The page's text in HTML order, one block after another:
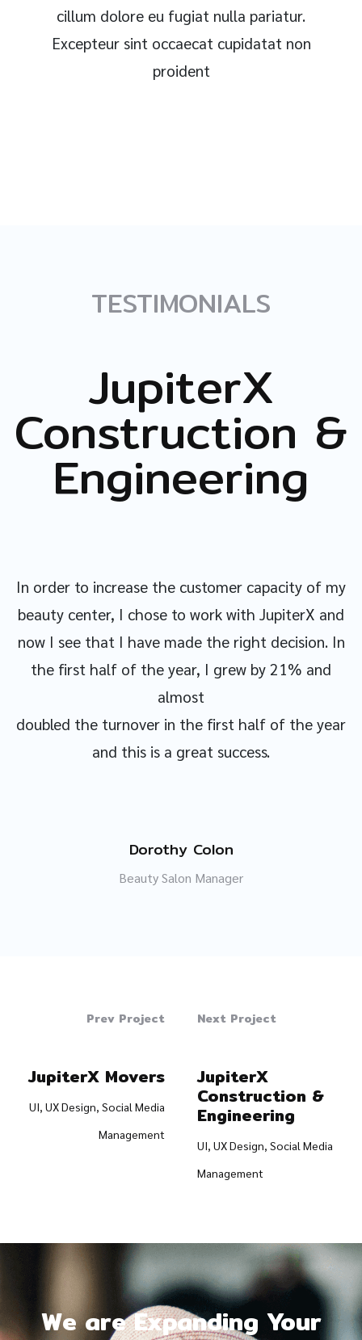
cillum dolore eu fugiat nulla pariatur.
Excepteur sint occaecat cupidatat non
proident
TESTIMONIALS
JupiterX
Construction &
Engineering
In order to increase the customer capacity of my
beauty center, I chose to work with JupiterX and
now I see that I have made the right decision. In
the first half of the year, I grew by 21% and
almost
doubled the turnover in the first half of the year
and this is a great success.
Dorothy Colon
Beauty Salon Manager
Prev Project
JupiterX Movers
UI, UX Design, Social Media
Management
Next Project
JupiterX
Construction &
Engineering
UI, UX Design, Social Media
Management
We are Expanding Your